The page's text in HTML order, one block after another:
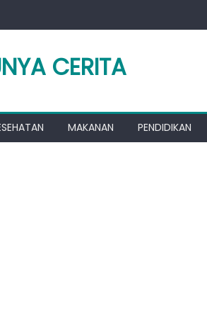
CERITA
MAKANAN PENDIDIKAN